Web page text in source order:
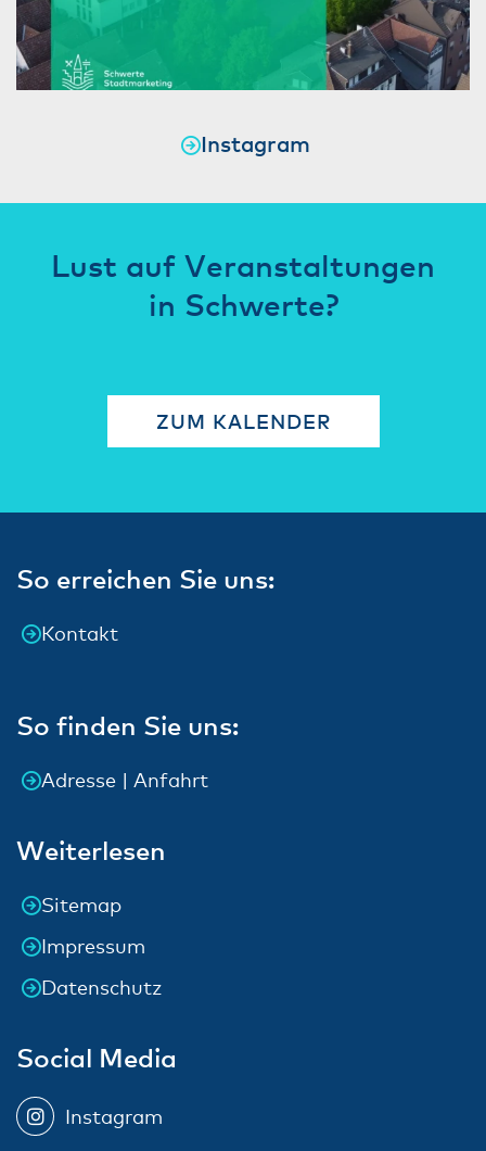
Instagram
Lust auf Veranstaltungen
in Schwerte?
ZUM KALENDER
So erreichen Sie uns:
Kontakt
So finden Sie uns:
Adresse | Anfahrt
Weiterlesen
Sitemap
Impressum
Datenschutz
Social Media
Instagram